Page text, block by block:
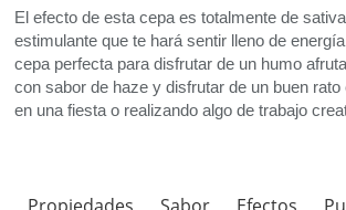
El efecto de esta cepa es totalmente de
estimulante que te hará sentir lleno de
cepa perfecta para disfrutar de un humo
con sabor de haze y disfrutar de un buen
en una fiesta o realizando algo de trabajo